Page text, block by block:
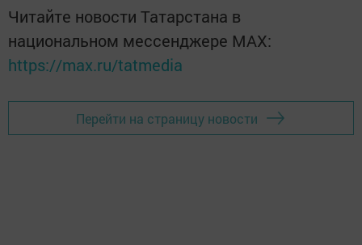
Читайте новости Татарстана в
национальном мессенджере MАХ:
https://max.ru/tatmedia
Перейти на страницу новости